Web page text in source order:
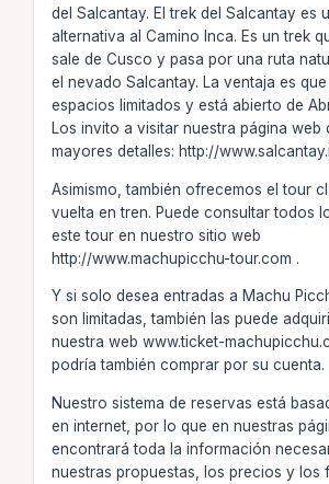
del Salcantay. El trek del Salcantay es
alternativa al Camino Inca. Es un trek
sale de Cusco y pasa por una ruta
el nevado Salcantay. La ventaja es
espacios limitados y está abierto de
Los invito a visitar nuestra página web
mayores detalles: http://
Asimismo, también ofrecemos el tour
vuelta en tren. Puede consultar todos
este tour en nuestro sitio web
http://www.machupicchu-tour.com .
Y si solo desea entradas a Machu
son limitadas, también las puede
nuestra web www.ticket-
podría también comprar por su cuenta.
Nuestro sistema de reservas está
en internet, por lo que en nuestras
encontrará toda la información
nuestras propuestas, los precios y los